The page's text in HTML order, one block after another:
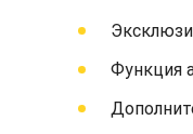
Функция